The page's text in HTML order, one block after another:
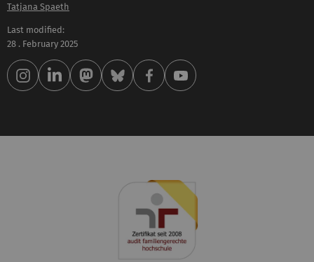
Tatjana Spaeth
Last modified:
28 . February 2025